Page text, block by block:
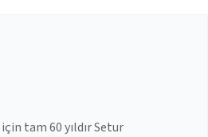
tam 60 yıldır Setur